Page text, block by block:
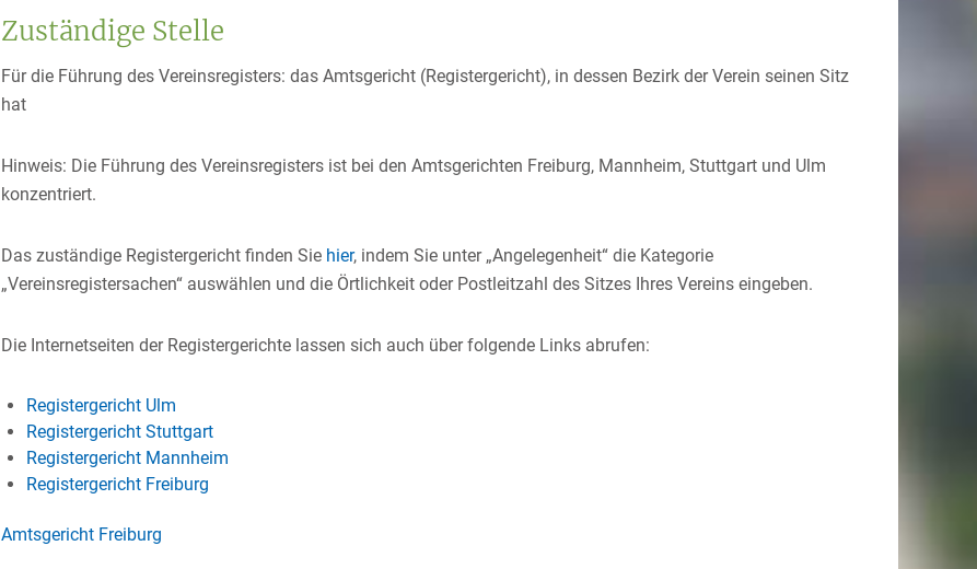
Zuständige Stelle
Für die Führung des Vereinsregisters: das Amtsgericht (Registergericht), in dessen Bezirk der Verein seinen Sitz
hat
Hinweis: Die Führung des Vereinsregisters ist bei den Amtsgerichten Freiburg, Mannheim, Stuttgart und Ulm
konzentriert.
Das zuständige Registergericht finden Sie hier, indem Sie unter „Angelegenheit“ die Kategorie
„Vereinsregistersachen“ auswählen und die Örtlichkeit oder Postleitzahl des Sitzes Ihres Vereins eingeben.
Die Internetseiten der Registergerichte lassen sich auch über folgende Links abrufen:
Registergericht Ulm
Registergericht Stuttgart
Registergericht Mannheim
Registergericht Freiburg
Amtsgericht Freiburg